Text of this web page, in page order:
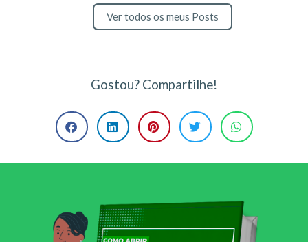
Ver todos os meus Posts
Gostou? Compartilhe!